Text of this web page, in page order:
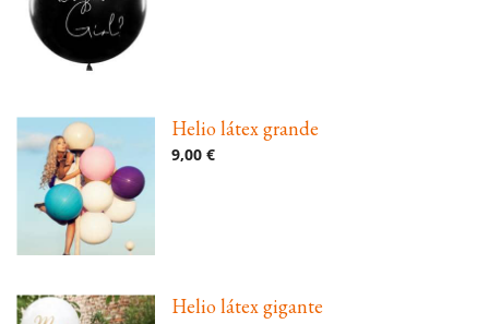
Helio látex grande
9,00 €
Helio látex gigante